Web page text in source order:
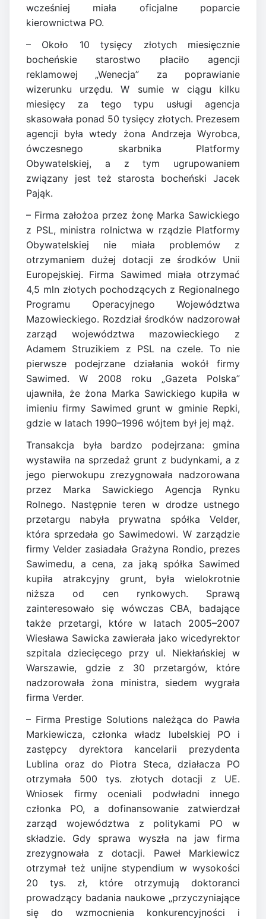
wcześniej miała oficjalne poparcie
kierownictwa PO.
– Około 10 tysięcy złotych miesięcznie
bocheńskie starostwo płaciło agencji
reklamowej „Wenecja” za poprawianie
wizerunku urzędu. W sumie w ciągu kilku
miesięcy za tego typu usługi agencja
skasowała ponad 50 tysięcy złotych. Prezesem
agencji była wtedy żona Andrzeja Wyrobca,
ówczesnego skarbnika Platformy
Obywatelskiej, a z tym ugrupowaniem
związany jest też starosta bocheński Jacek
Pająk.
– Firma założoa przez żonę Marka Sawickiego
z PSL, ministra rolnictwa w rządzie Platformy
Obywatelskiej nie miała problemów z
otrzymaniem dużej dotacji ze środków Unii
Europejskiej. Firma Sawimed miała otrzymać
4,5 mln złotych pochodzących z Regionalnego
Programu Operacyjnego Województwa
Mazowieckiego. Rozdział środków nadzorował
zarząd województwa mazowieckiego z
Adamem Struzikiem z PSL na czele. To nie
pierwsze podejrzane działania wokół firmy
Sawimed. W 2008 roku „Gazeta Polska”
ujawniła, że żona Marka Sawickiego kupiła w
imieniu firmy Sawimed grunt w gminie Repki,
gdzie w latach 1990–1996 wójtem był jej mąż.
Transakcja była bardzo podejrzana: gmina
wystawiła na sprzedaż grunt z budynkami, a z
jego pierwokupu zrezygnowała nadzorowana
przez Marka Sawickiego Agencja Rynku
Rolnego. Następnie teren w drodze ustnego
przetargu nabyła prywatna spółka Velder,
która sprzedała go Sawimedowi. W zarządzie
firmy Velder zasiadała Grażyna Rondio, prezes
Sawimedu, a cena, za jaką spółka Sawimed
kupiła atrakcyjny grunt, była wielokrotnie
niższa od cen rynkowych. Sprawą
zainteresowało się wówczas CBA, badające
także przetargi, które w latach 2005–2007
Wiesława Sawicka zawierała jako wicedyrektor
szpitala dziecięcego przy ul. Niekłańskiej w
Warszawie, gdzie z 30 przetargów, które
nadzorowała żona ministra, siedem wygrała
firma Verder.
– Firma Prestige Solutions należąca do Pawła
Markiewicza, członka władz lubelskiej PO i
zastępcy dyrektora kancelarii prezydenta
Lublina oraz do Piotra Steca, działacza PO
otrzymała 500 tys. złotych dotacji z UE.
Wniosek firmy oceniali podwładni innego
członka PO, a dofinansowanie zatwierdzał
zarząd województwa z politykami PO w
składzie. Gdy sprawa wyszła na jaw firma
zrezygnowała z dotacji. Paweł Markiewicz
otrzymał też unijne stypendium w wysokości
20 tys. zł, które otrzymują doktoranci
prowadzący badania naukowe „przyczyniające
się do wzmocnienia konkurencyjności i